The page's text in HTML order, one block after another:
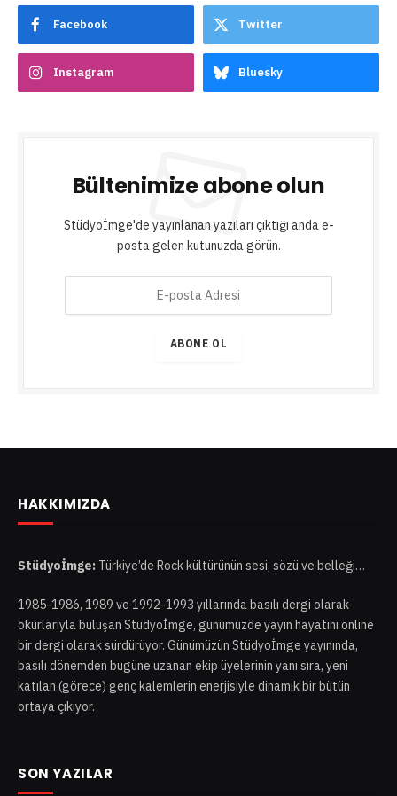
Facebook Twitter
Instagram Bluesky
Bültenimize abone olun
Stüdyoİmge'de yayınlanan yazıları çıktığı anda e-
posta gelen kutunuzda görün.
r
i
ABONE OL
HAKKIMIZDA
Stüdyoİmge: Türkiye’de Rock kültürünün sesi, sözü ve belleği…
1985-1986, 1989 ve 1992-1993 yıllarında basılı dergi olarak
okurlarıyla buluşan Stüdyoİmge, günümüzde yayın hayatını online
bir dergi olarak sürdürüyor. Günümüzün Stüdyoİmge yayınında,
basılı dönemden bugüne uzanan ekip üyelerinin yanı sıra, yeni
katılan (görece) genç kalemlerin enerjisiyle dinamik bir bütün
ortaya çıkıyor.
SON YAZILAR